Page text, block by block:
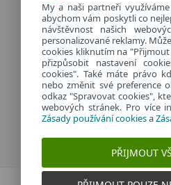
Provozuje:
ESET software spol. s r.o.
Classic 7 Business Park,
170 00 Praha 7, Česká
IČ: 26467593
My a naši partneři
abychom vám poskytli co
návštěvnost našich
personalizované reklamy.
cookies kliknutím na
přizpůsobit nastavení
cookies". Také máte právo
nebo změnit své preference
odkaz "Spravovat cookies",
webových stránek. Pro více
Zásady používání cookiesa
PŘIJMOUT